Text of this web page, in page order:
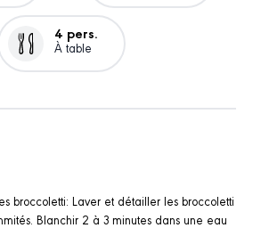
4 pers.
À table
broccoletti: Laver et détailler les broccoletti
Blanchir 2 à 3 minutes dans une eau